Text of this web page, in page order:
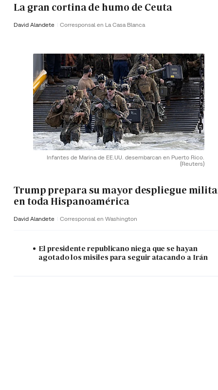
La gran cortina de humo de Ceuta
David Alandete Corresponsal en La Casa Blanca
Infantes de Marina de EE.UU. desembarcan en Puerto Rico.
(Reuters)
Trump prepara su mayor despliegue
en toda Hispanoamérica
David Alandete Corresponsal en Washington
El presidente republicano niega que se hayan
agotado los misiles para seguir atacando a Irán